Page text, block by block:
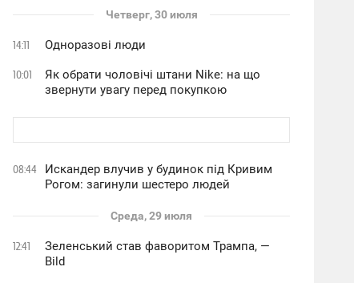
Четверг, 30 июля
14:11 Одноразові люди
10:01
Як обрати чоловічі штани Nike: на що
звернути увагу перед покупкою
08:44
Искандер влучив у будинок під Кривим
Рогом: загинули шестеро людей
Среда, 29 июля
12:41
Зеленський став фаворитом Трампа, —
Bild